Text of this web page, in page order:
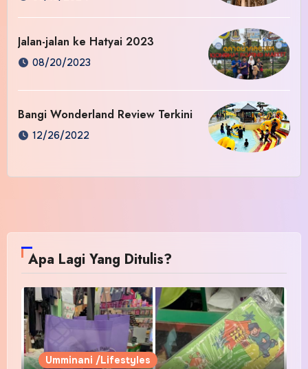
Jalan-jalan ke Hatyai 2023
08/20/2023
Bangi Wonderland Review Terkini
12/26/2022
Apa Lagi Yang Ditulis?
Umminani /Lifestyles